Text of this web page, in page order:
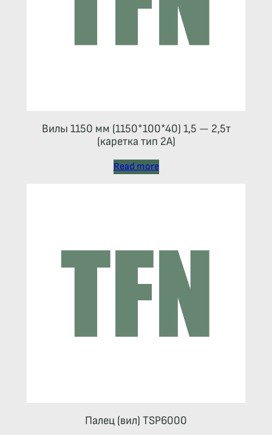
Вилы 1150 мм (1150*100*40) 1,5 — 2,5т
(каретка тип 2A)
Read more
Палец (вил) TSP6000